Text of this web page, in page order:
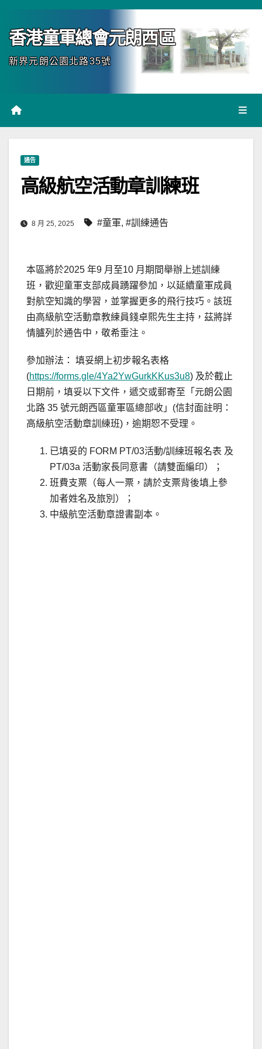
content
香港童軍總會元朗西區
新界元朗公園北路35號
通告
高級航空活動章訓練班
8 月 25, 2025 #童軍, #訓練通告
本區將於2025 年9 月至10 月期間舉辦上述訓練
班，歡迎童軍支部成員踴躍參加，以延續童軍成員
對航空知識的學習，並掌握更多的飛行技巧。該班
由高級航空活動章教練員錢卓熙先生主持，茲將詳
情臚列於通告中，敬希垂注。
參加辦法： 填妥網上初步報名表格
(https://forms.gle/4Ya2YwGurkKKus3u8) 及於截止
日期前，填妥以下文件，遞交或郵寄至「元朗公園
北路 35 號元朗西區童軍區總部收」(信封面註明：
高級航空活動章訓練班)，逾期恕不受理。
已填妥的 FORM PT/03活動/訓練班報名表 及
PT/03a 活動家長同意書（請雙面編印）；
班費支票（每人一票，請於支票背後填上參
加者姓名及旅別）；
中級航空活動章證書副本。